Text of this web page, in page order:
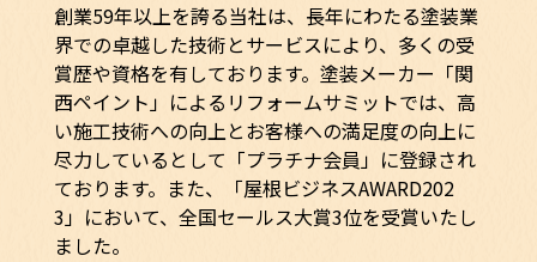
創業59年以上を誇る当社は、長年にわたる塗装業
界での卓越した技術とサービスにより、多くの受
賞歴や資格を有しております。塗装メーカー「関
西ペイント」によるリフォームサミットでは、高
い施工技術への向上とお客様への満足度の向上に
尽力しているとして「プラチナ会員」に登録され
ております。また、「屋根ビジネスAWARD202
3」において、全国セールス大賞3位を受賞いたし
ました。